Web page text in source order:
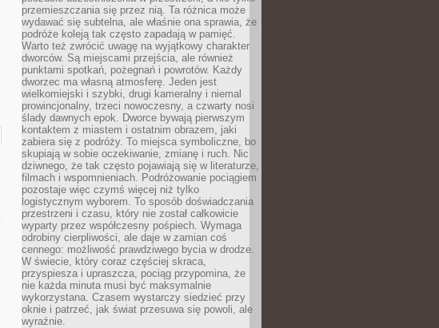
przemieszczania się przez nią. Ta różnica może
wydawać się subtelna, ale właśnie ona sprawia, że
podróże koleją tak często zapadają w pamięć.
Warto też zwrócić uwagę na wyjątkowy charakter
dworców. Są miejscami przejścia, ale również
punktami spotkań, pożegnań i powrotów. Każdy
dworzec ma własną atmosferę. Jeden jest
wielkomiejski i szybki, drugi kameralny i niemal
prowincjonalny, trzeci nowoczesny, a czwarty nosi
ślady dawnych epok. Dworce bywają pierwszym
kontaktem z miastem i ostatnim obrazem, jaki
zabiera się z podróży. To miejsca symboliczne, bo
skupiają w sobie oczekiwanie, zmianę i ruch. Nic
dziwnego, że tak często pojawiają się w literaturze,
filmach i wspomnieniach. Podróżowanie pociągiem
pozostaje więc czymś więcej niż tylko
logistycznym wyborem. To sposób doświadczania
przestrzeni i czasu, który nie został całkowicie
wyparty przez współczesny pośpiech. Wymaga
odrobiny cierpliwości, ale daje w zamian coś
cennego: możliwość prawdziwego bycia w drodze.
W świecie, który coraz częściej skraca,
przyspiesza i upraszcza, pociąg przypomina, że
nie każda minuta musi być maksymalnie
wykorzystana. Czasem wystarczy siedzieć przy
oknie i patrzeć, jak świat przesuwa się powoli, ale
wyraźnie.